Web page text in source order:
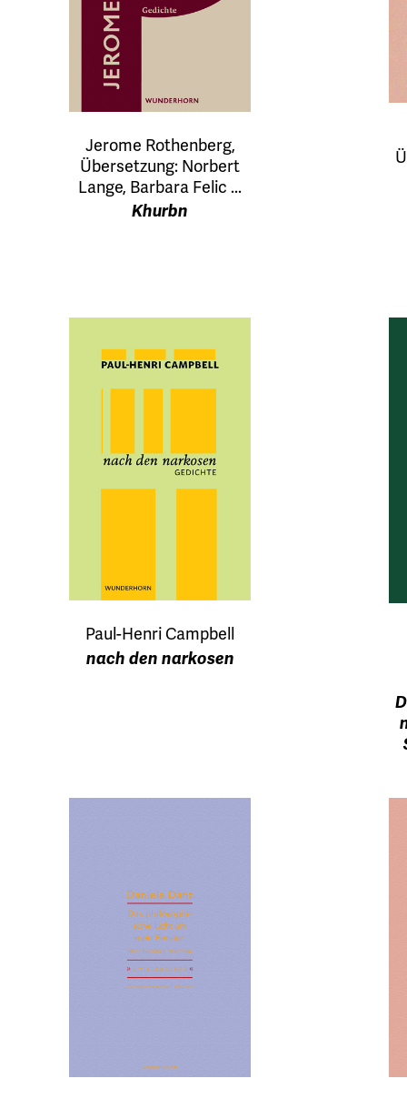
Jerome Rothenberg,
Übersetzung: Norbert
Lange, Barbara Felic ...
Khurbn
Paul-Henri Campbell
nach den narkosen